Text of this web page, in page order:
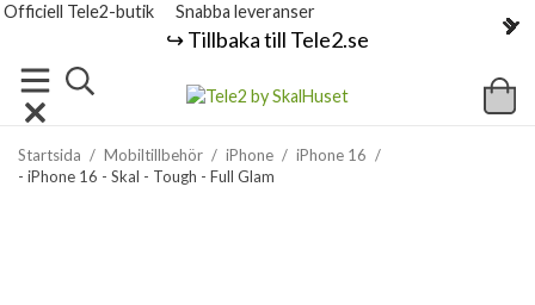
Officiell Tele2-butik Snabba leveranser
↪️ Tillbaka till Tele2.se
Startsida / Mobiltillbehör / iPhone / iPhone 16 /
- iPhone 16 - Skal - Tough - Full Glam